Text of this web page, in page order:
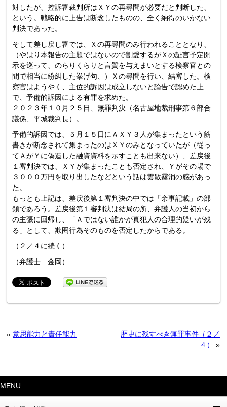
対したが、控訴審裁判所はＸＹの再尋問が必要だと判断した、
という。戦略的に上告は断念したものの、全く納得のいかない
判決であった。
そして差し戻し審では、Ｘの再尋問のみ行われることとなり、
（やはり本報告の主題ではないので割愛するがＸの証言予定開
示を巡って、のらりくらりと言質を与えまいとする検察官との
間で相当に紛糾した挙げ句、）Ｘの尋問を行い、結審した。検
察官はようやく、主位的訴因は成立しないと論告で認めた上
で、予備的訴因による有罪を求めた。
２０２３年１０月２５日、無罪判決（名古屋地裁刑事第６部合
議係、平城裁判長）。
予備的訴因では、５月１５日にＡＸＹ３人が集まったという筋
書きが断念されて集まったのはＸＹのみとなっていたが（従っ
てＡがＹに偽造した融資資料を示すことも出来ない）、差戻後
１審判決では、ＸＹが集まったことも否定され、Ｙがその場で
３０００万円を取り出したなどという話は雲散霧消の感があっ
た。
もっとも上記は、差戻後第１審判決の中では「余事記載」の部
類であろう。差戻後第１審判決は結局の所、弁護人の当初から
の主張に回帰し、「Ａではない誰かが真犯人の合理的疑いが残
る」として、欺罔行為そのものを否定したからである。
（２／４に続く）
（弁護士 金岡）
«意思能力と責任能力
歴史に残すべき無罪事件（２／
４）
»
MENU